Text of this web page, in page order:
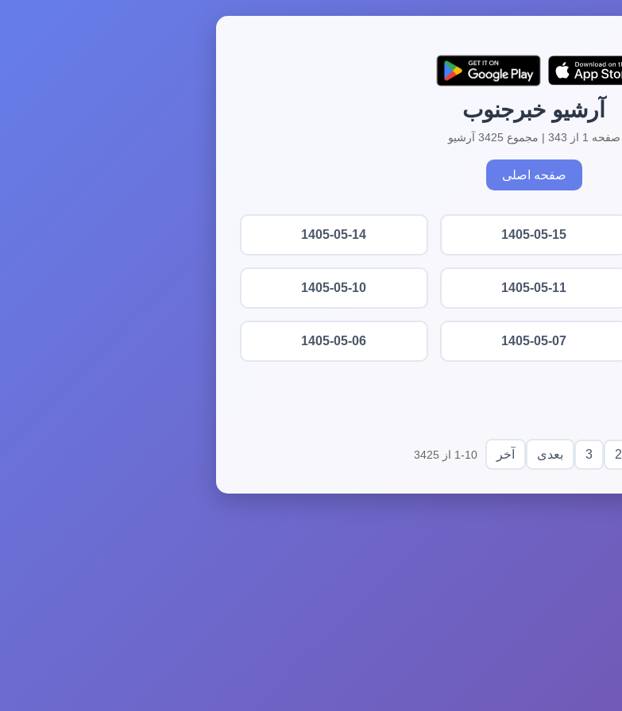
آرشیو خبرجنوب
صفحه 1 از 343 | مجموع 3425 آرشیو
صفحه اصلی
1405-05-15
1405-05-14
1405-05-11
1405-05-10
1405-05-07
1405-05-06
2
3 بعدی آخر 1-10 از 3425